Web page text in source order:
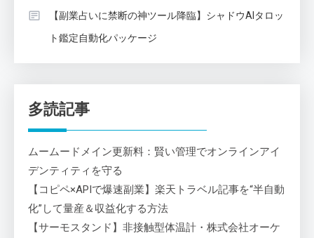
【副業占いに禁断の神ツール降臨】シャドウAIタロッ
ト鑑定自動化パッケージ
多読記事
ムームードメイン更新料：賢い管理でオンラインアイ
デンティティを守る
【コピペ×APIで爆速副業】楽天トラベル記事を“半自動
化”して量産＆収益化する方法
【サーモスタンド】非接触型体温計・株式会社オーケ